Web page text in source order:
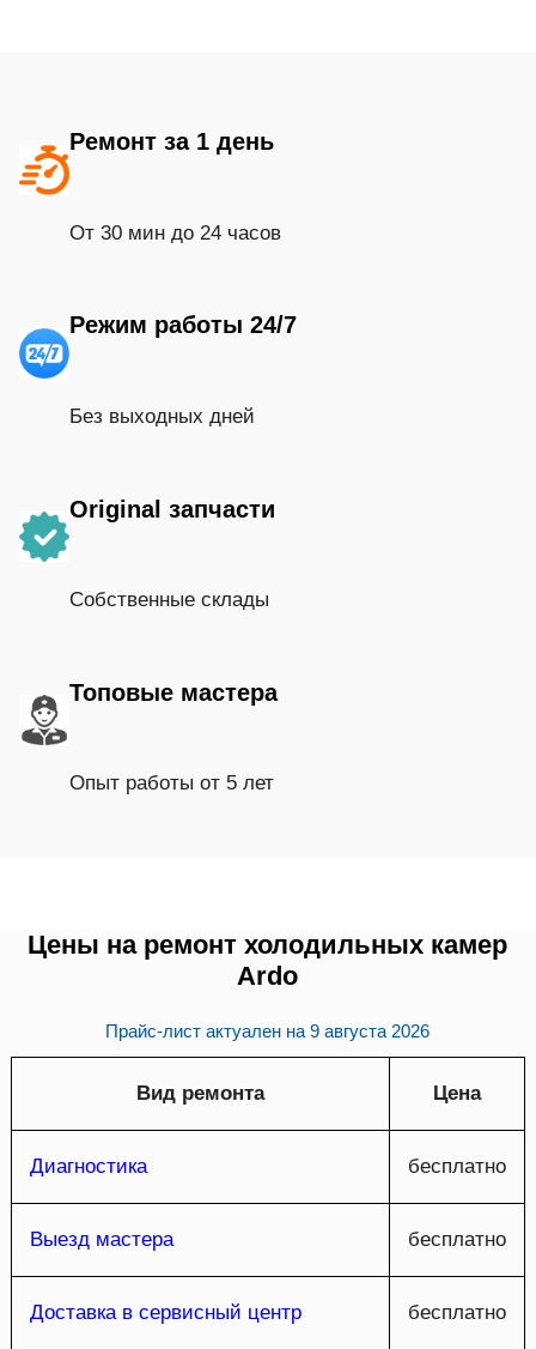
Ремонт за 1 день
От 30 мин до 24 часов
Режим работы 24/7
Без выходных дней
Original запчасти
Собственные склады
Топовые мастера
Опыт работы от 5 лет
Цены на ремонт холодильных камер
Ardo
Прайс-лист актуален на9 августа 2026
Вид ремонта Цена
Диагностика бесплатно
Выезд мастера бесплатно
Доставка в сервисный центр бесплатно